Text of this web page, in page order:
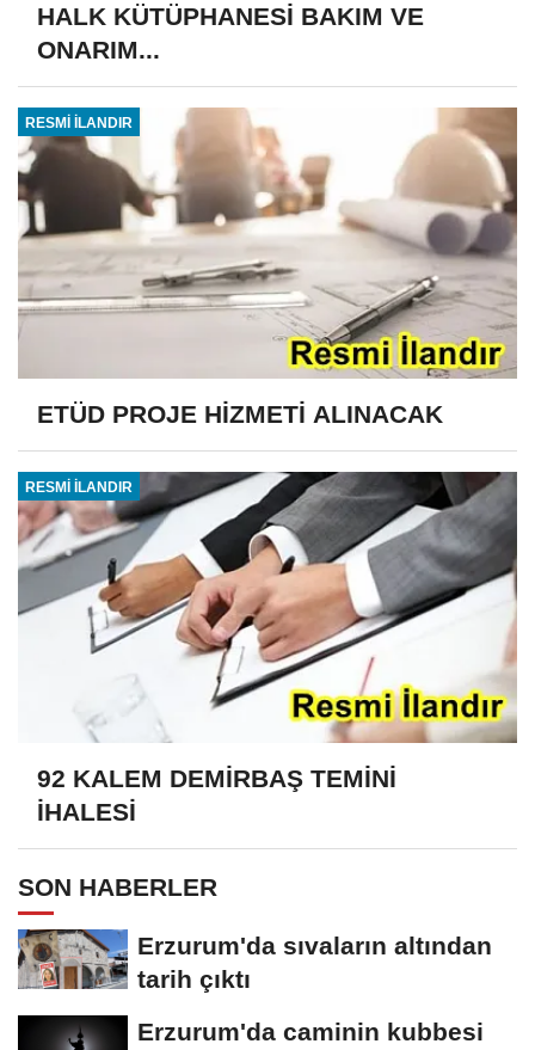
HALK KÜTÜPHANESİ BAKIM VE
ONARIM...
RESMİ İLANDIR
ETÜD PROJE HİZMETİ ALINACAK
RESMİ İLANDIR
92 KALEM DEMİRBAŞ TEMİNİ
İHALESİ
SON HABERLER
Erzurum'da sıvaların altından
tarih çıktı
Erzurum'da caminin kubbesi